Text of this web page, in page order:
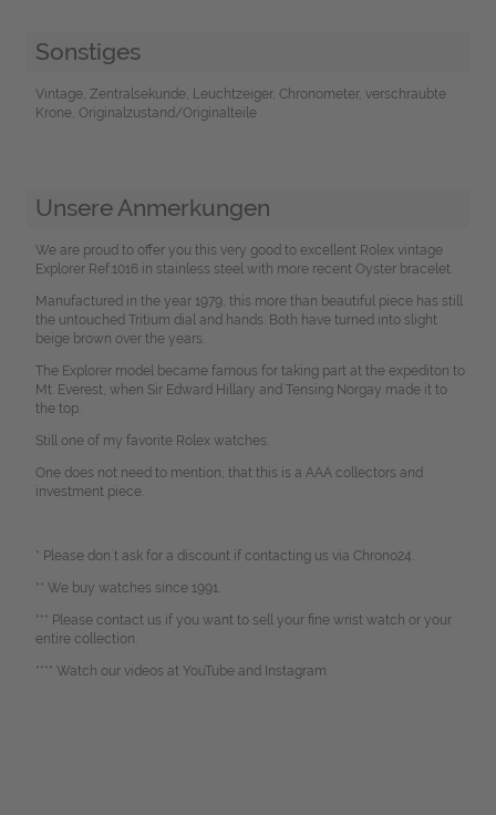
Sonstiges
Vintage, Zentralsekunde, Leuchtzeiger, Chronometer, verschraubte
Krone, Originalzustand/Originalteile
Unsere Anmerkungen
We are proud to offer you this very good to excellent Rolex vintage
Explorer Ref.1016 in stainless steel with more recent Oyster bracelet.
Manufactured in the year 1979, this more than beautiful piece has still
the untouched Tritium dial and hands. Both have turned into slight
beige brown over the years.
The Explorer model became famous for taking part at the expediton to
Mt. Everest, when Sir Edward Hillary and Tensing Norgay made it to
the top.
Still one of my favorite Rolex watches.
One does not need to mention, that this is a AAA collectors and
investment piece.
* Please don`t ask for a discount if contacting us via Chrono24.
** We buy watches since 1991.
*** Please contact us if you want to sell your fine wrist watch or your
entire collection.
**** Watch our videos at YouTube and Instagram.